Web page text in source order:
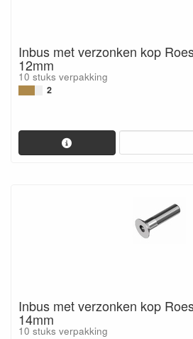
Inbus met verzonken kop
12mm
10 stuks verpakking
2
Inbus met verzonken kop
14mm
10 stuks verpakking